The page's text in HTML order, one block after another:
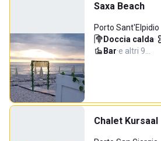
Saxa Beach
Porto Sant'Elpidio
Doccia calda·
Bar·e altri 9…
Chalet Kursaal